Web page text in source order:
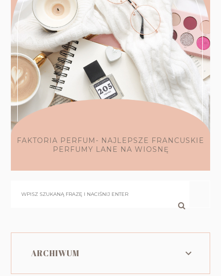
FAKTORIA PERFUM- NAJLEPSZE FRANCUSKIE
PERFUMY LANE NA WIOSNĘ
ARCHIWUM